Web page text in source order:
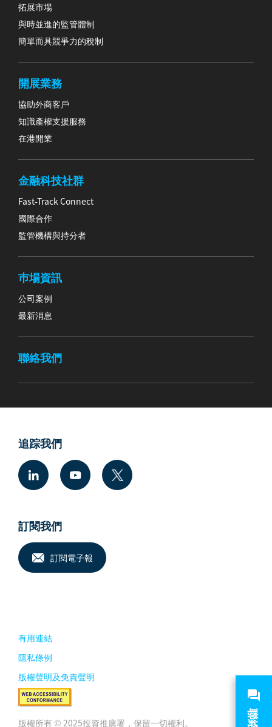
拓展市場
與時並進的監管體制
簡單而具競爭力的稅制
開展業務
協助外商客戶
知識產權支援服務
在港開業
金融科技社群
Fast-Track Connect
國際合作
監管機構與持分者
巿場資訊
公司案例
最新消息
聯絡我們
追踪我們
訂閱我們
訂閱電子報
有用連結
隱私條例
版權聲明及免責聲明
版權所有 © 2025投資推廣署，保留一切權利。